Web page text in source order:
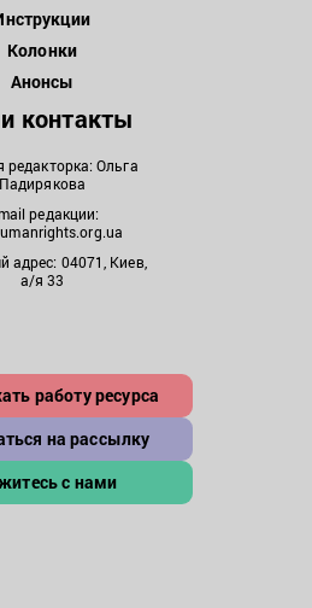
Колонки
Анонсы
контакты
редакторка: Ольга
Падирякова
редакции:
адрес: 04071, Киев,
а/я 33
работу ресурса
на рассылку
с нами